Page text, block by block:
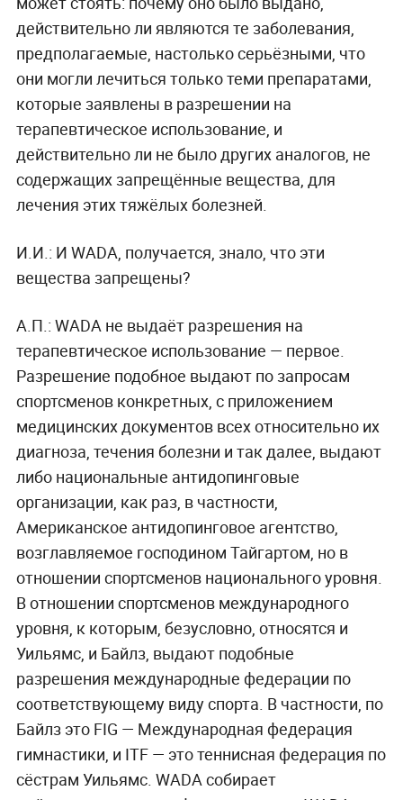
действительно ли являются те заболевания,
предполагаемые, настолько серьёзными, что
они могли лечиться только теми препаратами,
которые заявлены в разрешении на
терапевтическое использование, и
действительно ли не было других аналогов, не
содержащих запрещённые вещества, для
лечения этих тяжёлых болезней.
И.И.: И WADA, получается, знало, что эти
вещества запрещены?
А.П.: WADA не выдаёт разрешения на
терапевтическое использование — первое.
Разрешение подобное выдают по запросам
спортсменов конкретных, с приложением
медицинских документов всех относительно их
диагноза, течения болезни и так далее, выдают
либо национальные антидопинговые
организации, как раз, в частности,
Американское антидопинговое агентство,
возглавляемое господином Тайгартом, но в
отношении спортсменов национального уровня.
В отношении спортсменов международного
уровня, к которым, безусловно, относятся и
Уильямс, и Байлз, выдают подобные
разрешения международные федерации по
соответствующему виду спорта. В частности, по
Байлз это FIG — Международная федерация
гимнастики, и ITF — это теннисная федерация по
сёстрам Уильямс. WADA собирает